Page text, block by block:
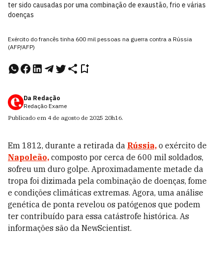
ter sido causadas por uma combinação de exaustão, frio e várias
doenças
Exército do francês tinha 600 mil pessoas na guerra contra a Rússia
(AFP/AFP)
Da Redação
Redação Exame
Publicado em 4 de agosto de 2025 20h16.
Em 1812, durante a retirada da Rússia, o exército de
Napoleão, composto por cerca de 600 mil soldados,
sofreu um duro golpe. Aproximadamente metade da
tropa foi dizimada pela combinação de doenças, fome
e condições climáticas extremas. Agora, uma análise
genética de ponta revelou os patógenos que podem
ter contribuído para essa catástrofe histórica. As
informações são da NewScientist.